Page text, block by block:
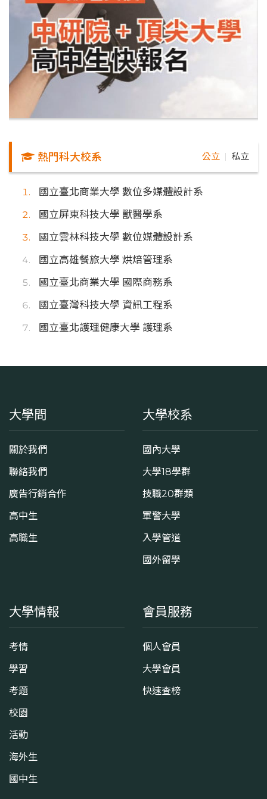
熱門科大校系 公立 私立
國立臺北商業大學 數位多媒體設計系
國立屏東科技大學 獸醫學系
國立雲林科技大學 數位媒體設計系
國立高雄餐旅大學 烘焙管理系
國立臺北商業大學 國際商務系
國立臺灣科技大學 資訊工程系
國立臺北護理健康大學 護理系
大學問
關於我們
聯絡我們
廣告行銷合作
高中生
高職生
大學校系
國內大學
大學18學群
技職20群類
軍警大學
入學管道
國外留學
大學情報
考情
學習
考題
校園
活動
海外生
國中生
會員服務
個人會員
大學會員
快速查榜